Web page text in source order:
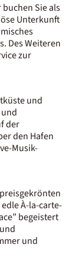
Sie als
Unterkunft
Des Weiteren
zur
und
der
den Hafen
Musik-
À-la-carte-
begeistert
und